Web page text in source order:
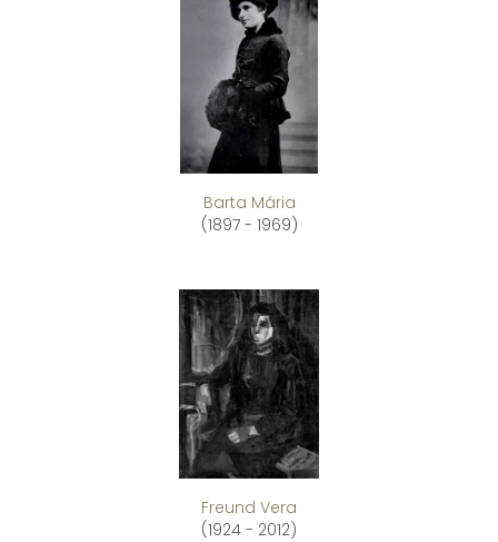
Barta Mária
(1897 - 1969)
Freund Vera
(1924 - 2012)